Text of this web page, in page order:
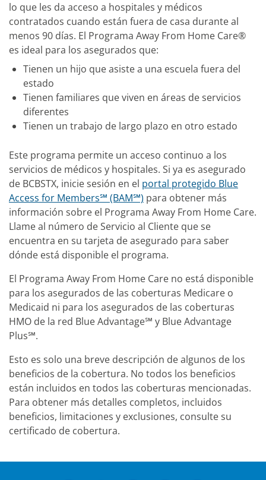
lo que les da acceso a hospitales y médicos
contratados cuando están fuera de casa durante al
menos 90 días. El Programa Away From Home Care®
es ideal para los asegurados que:
Tienen un hijo que asiste a una escuela fuera del
estado
Tienen familiares que viven en áreas de servicios
diferentes
Tienen un trabajo de largo plazo en otro estado
Este programa permite un acceso continuo a los
servicios de médicos y hospitales. Si ya es asegurado
de BCBSTX, inicie sesión en el portal protegido Blue
Access for Members℠ (BAM℠) para obtener más
información sobre el Programa Away From Home Care.
Llame al número de Servicio al Cliente que se
encuentra en su tarjeta de asegurado para saber
dónde está disponible el programa.
El Programa Away From Home Care no está disponible
para los asegurados de las coberturas Medicare o
Medicaid ni para los asegurados de las coberturas
HMO de la red Blue Advantage℠ y Blue Advantage
Plus℠.
Esto es solo una breve descripción de algunos de los
beneficios de la cobertura. No todos los beneficios
están incluidos en todos las coberturas mencionadas.
Para obtener más detalles completos, incluidos
beneficios, limitaciones y exclusiones, consulte su
certificado de cobertura.